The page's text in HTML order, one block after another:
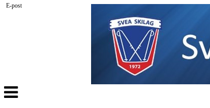
Veksle
navigasjon
E-post